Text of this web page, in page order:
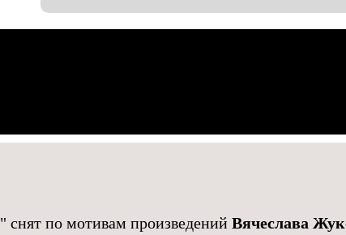
" снят по мотивам произведений Вячеслава